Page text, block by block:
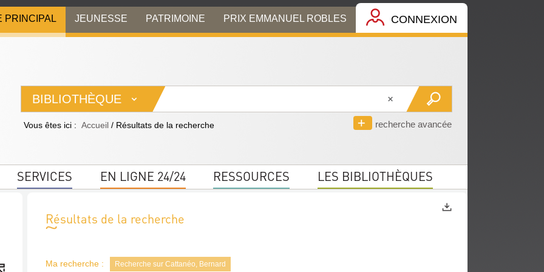
PRINCIPAL JEUNESSE PATRIMOINE PRIX EMMANUEL ROBLES CONNEXION
BIBLIOTHÈQUE
recherche avancée
Vous êtes ici : Accueil / Résultats de la recherche
SERVICES EN LIGNE 24/24 RESSOURCES LES BIBLIOTHÈQUES
Résultats de la recherche
Ma recherche : Recherche sur Cattanéo, Bernard